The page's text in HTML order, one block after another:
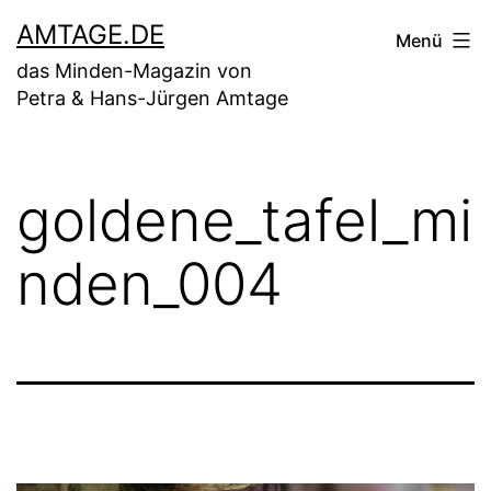
Zum
Inhalt
springen
AMTAGE.DE
das Minden-Magazin von
Petra & Hans-Jürgen Amtage
Menü
goldene_tafel_mi
nden_004